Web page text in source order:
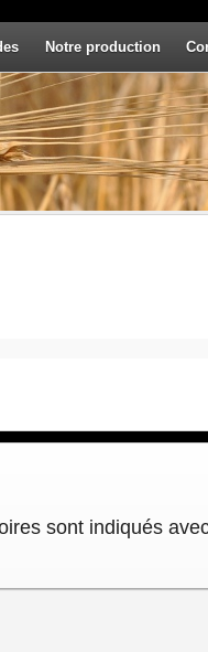
Notre production
sont indiqués